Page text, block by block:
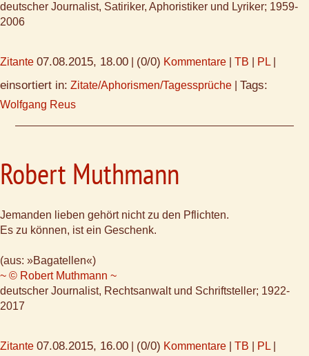
deutscher Journalist, Satiriker, Aphoristiker und Lyriker; 1959-
2006
Zitante 07.08.2015, 18.00 (0/0) Kommentare TB PL
einsortiert in: Zitate/Aphorismen/Tagessprüche Tags:
Wolfgang Reus
Robert Muthmann
Jemanden lieben gehört nicht zu den Pflichten.
Es zu können, ist ein Geschenk.
(aus: »Bagatellen«)
~ © Robert Muthmann ~
deutscher Journalist, Rechtsanwalt und Schriftsteller; 1922-
2017
Zitante 07.08.2015, 16.00 (0/0) Kommentare TB PL